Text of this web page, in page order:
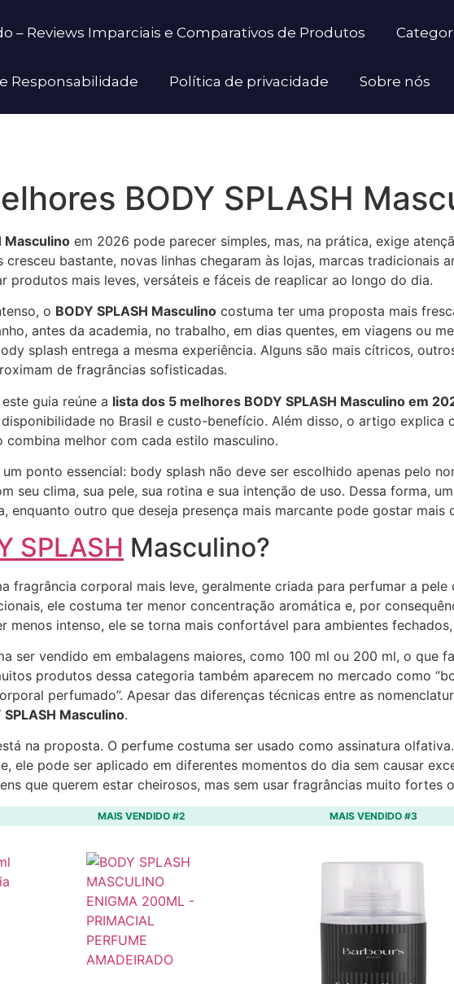
– Reviews Imparciais e Comparativos de Produtos
Responsabilidade Política de privacidade Sobre nós
BODY SPLASH
Masculino em 2026 pode parecer simples, mas, na prática, exige
bastante, novas linhas chegaram às lojas, marcas tradicionais
produtos mais leves, versáteis e fáceis de reaplicar ao longo do dia.
o BODY SPLASH Masculino costuma ter uma proposta mais
antes da academia, no trabalho, em dias quentes, em viagens ou
splash entrega a mesma experiência. Alguns são mais cítricos,
de fragrâncias sofisticadas.
guia reúne a lista dos 5 melhores BODY SPLASH Masculino em
no Brasil e custo-benefício. Além disso, o artigo explica
melhor com cada estilo masculino.
ponto essencial: body splash não deve ser escolhido apenas pelo
seu clima, sua pele, sua rotina e sua intenção de uso. Dessa forma,
enquanto outro que deseja presença mais marcante pode gostar mais
SPLASH Masculino?
fragrância corporal mais leve, geralmente criada para perfumar a pele
ele costuma ter menor concentração aromática e, por
menos intenso, ele se torna mais confortável para ambientes
ser vendido em embalagens maiores, como 100 ml ou 200 ml, o que
produtos dessa categoria também aparecem no mercado como
perfumado”. Apesar das diferenças técnicas entre as
SPLASH Masculino.
na proposta. O perfume costuma ser usado como assinatura
ele pode ser aplicado em diferentes momentos do dia sem causar
que querem estar cheirosos, mas sem usar fragrâncias muito fortes
MAIS VENDIDO #2 MAIS VENDIDO #3